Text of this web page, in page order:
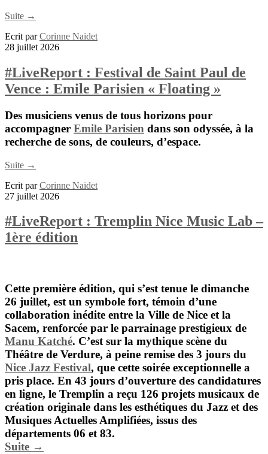
Suite →
Ecrit parCorinne Naidet
28 juillet 2026
#LiveReport : Festival de Saint Paul de
Vence : Emile Parisien « Floating »
Des musiciens venus de tous horizons pour
accompagner Emile Parisien dans son odyssée, à la
recherche de sons, de couleurs, d’espace.
Suite →
Ecrit parCorinne Naidet
27 juillet 2026
#LiveReport : Tremplin Nice Music Lab –
1ère édition
Cette première édition, qui s’est tenue le dimanche
26 juillet, est un symbole fort, témoin d’une
collaboration inédite entre la Ville de Nice et la
Sacem, renforcée par le parrainage prestigieux de
Manu Katché. C’est sur la mythique scène du
Théâtre de Verdure, à peine remise des 3 jours du
Nice Jazz Festival, que cette soirée exceptionnelle a
pris place. En 43 jours d’ouverture des candidatures
en ligne, le Tremplin a reçu 126 projets musicaux de
création originale dans les esthétiques du Jazz et des
Musiques Actuelles Amplifiées, issus des
départements 06 et 83.
Suite →